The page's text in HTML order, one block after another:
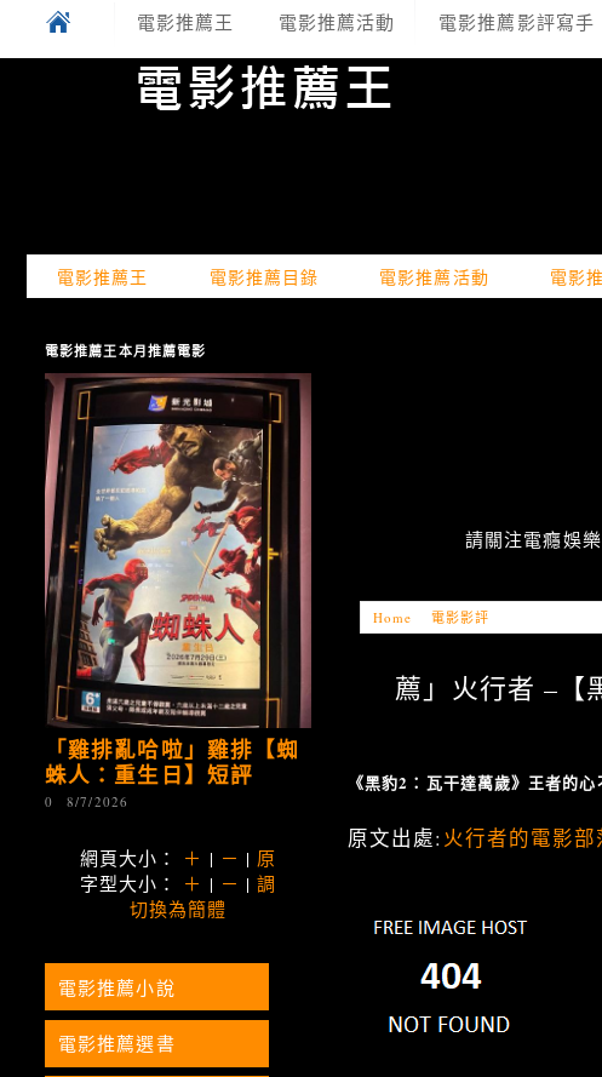
電影推薦王 電影推薦活動 電影推薦影評寫手
電影推薦王 電影推薦目錄 電影推薦活動 電影
請關注電癮娛
Home 電影影評
薦」火行者 –【
《黑豹2：瓦干達萬歲》王者的
原文出處: 火行者的電影部
電影推薦王本月推薦電影
「雞排亂哈啦」雞排【蜘
蛛人：重生日】短評
0 8/7/2026
網頁大小： ＋ | － | 原
字型大小： ＋ | － |調
切換為簡體
電影推薦小說
電影推薦選書